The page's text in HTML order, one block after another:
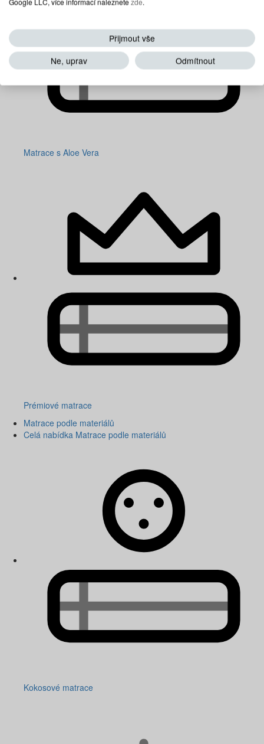
Matrace s Aloe Vera
Prémiové matrace
Matrace podle materiálů
Celá nabídka Matrace podle materiálů
Kokosové matrace
Přijmout vše
Ne, uprav
Odmítnout